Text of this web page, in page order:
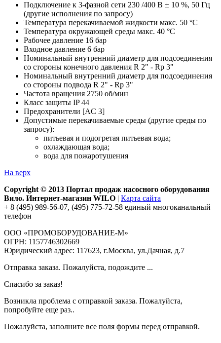
Подключение к 3-фазной сети 230 /400 В ± 10 %, 50 Гц
(другие исполнения по запросу)
Температура перекачиваемой жидкости макс. 50 °C
Температура окружающей среды макс. 40 °C
Рабочее давление 16 бар
Входное давление 6 бар
Номинальный внутренний диаметр для подсоединения
со стороны конечного давления R 2" - Rp 3"
Номинальный внутренний диаметр для подсоединения
со стороны подвода R 2" - Rp 3"
Частота вращения 2750 об/мин
Класс защиты IP 44
Предохранители [AC 3]
Допустимые перекачиваемые среды (другие среды по
запросу):
питьевая и подогретая питьевая вода;
охлаждающая вода;
вода для пожаротушения
На верх
Copyright © 2013 Портал продаж насосного оборудования
Вило. Интернет-магазин WILO | Карта сайта
+ 8 (495) 989-56-07, (495) 775-72-58 единый многоканальный
телефон
ООО «ПРОМОБОРУДОВАНИЕ-М»
ОГРН: 1157746302669
Юридический адрес: 117623, г.Москва, ул.Дачная, д.7
Отправка заказа. Пожалуйста, подождите ...
Спасибо за заказ!
Возникла проблема с отправкой заказа. Пожалуйста,
попробуйте еще раз..
Пожалуйста, заполните все поля формы перед отправкой.